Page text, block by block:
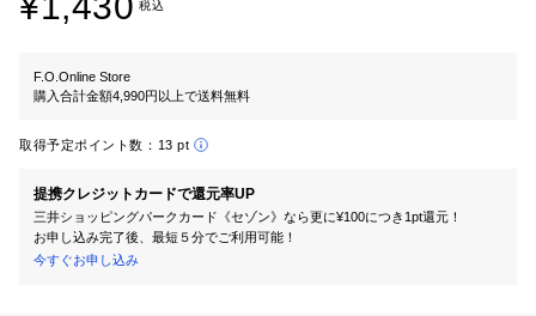
税込
F.O.Online Store
購入合計金額4,990円以上で送料無料
取得予定ポイント数： 13 pt
提携クレジットカードで還元率UP
三井ショッピングパークカード《セゾン》なら更に¥100につき1pt還元！
お申し込み完了後、最短５分でご利用可能！
今すぐお申し込み